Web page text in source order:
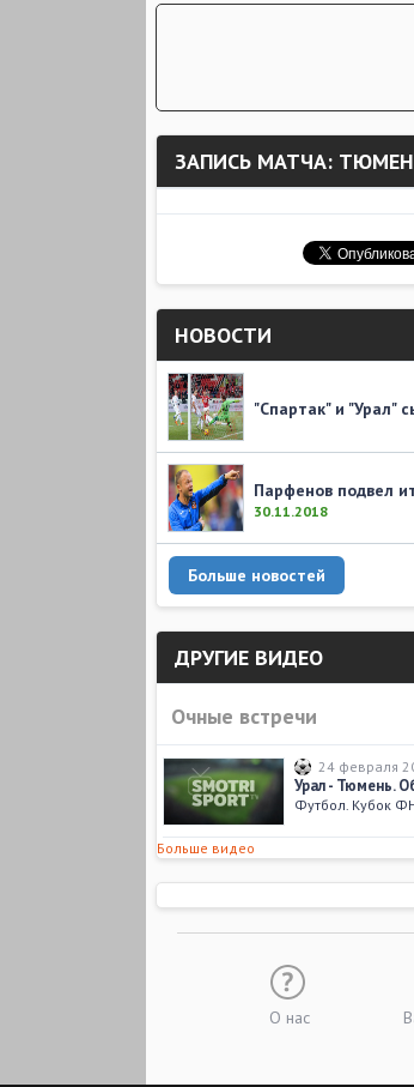
ЗАПИСЬ МАТЧА:
НОВОСТИ
"Спартак" и "Урал"
Парфенов подвел
30.11.2018
Больше новостей
ДРУГИЕ ВИДЕО
Очные встречи
24 февраля
Урал - Тюмень.
Футбол. Кубок
Больше видео
О нас